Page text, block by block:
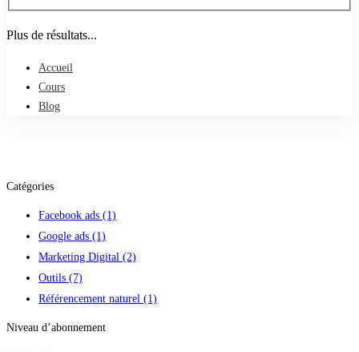
Plus de résultats...
Accueil
Cours
Blog
Catégories
Facebook ads (1)
Google ads (1)
Marketing Digital (2)
Outils (7)
Référencement naturel (1)
Niveau d’abonnement